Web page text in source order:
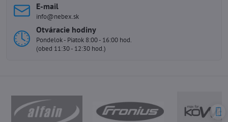
E-mail
info@nebex.sk
Otváracie hodiny
Pondelok - Piatok 8:00 - 16:00 hod.
(obed 11:30 - 12:30 hod.)